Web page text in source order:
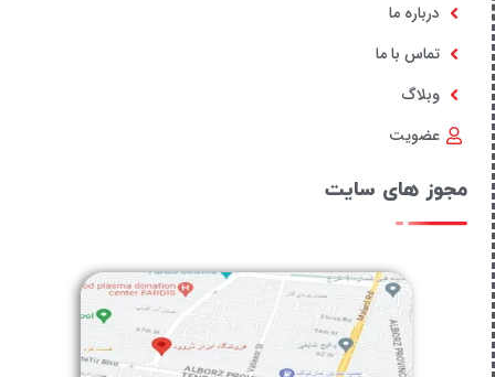
درباره ما
تماس با ما
وبلاگ
عضویت
مجوز های سایت